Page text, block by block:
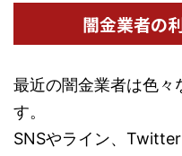
闇金業者の
最近の闇金業者は色々
す。
SNSやライン、